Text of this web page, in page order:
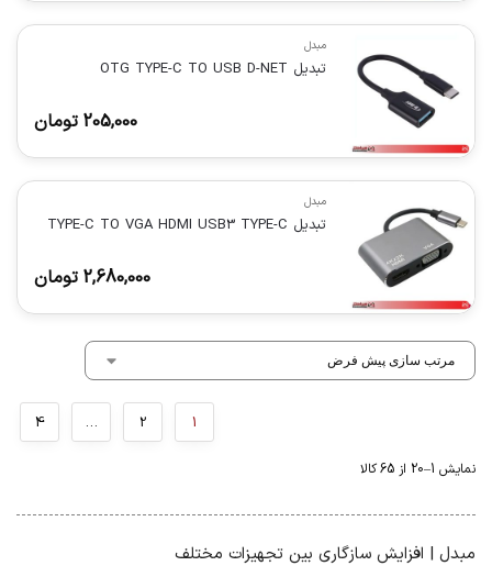
مبدل
تبدیل OTG TYPE-C TO USB D-NET
205,000 تومان
مبدل
تبدیل TYPE-C TO VGA HDMI USB3 TYPE-C
2,680,000 تومان
نمایش 1–20 از 65 کالا
1
2
…
4
مبدل | افزایش سازگاری بین تجهیزات مختلف